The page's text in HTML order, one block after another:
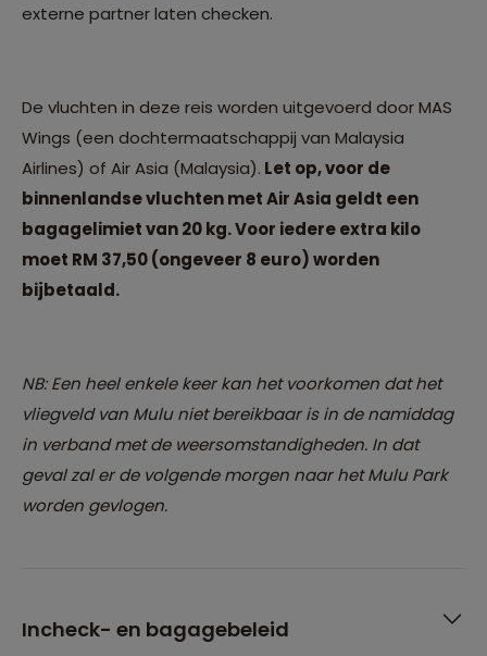
externe partner laten checken.
De vluchten in deze reis worden uitgevoerd door MAS
Wings (een dochtermaatschappij van Malaysia
Airlines) of Air Asia (Malaysia). Let op, voor de
binnenlandse vluchten met Air Asia geldt een
bagagelimiet van 20 kg. Voor iedere extra kilo
moet RM 37,50 (ongeveer 8 euro) worden
bijbetaald.
NB: Een heel enkele keer kan het voorkomen dat het
vliegveld van Mulu niet bereikbaar is in de namiddag
in verband met de weersomstandigheden. In dat
geval zal er de volgende morgen naar het Mulu Park
worden gevlogen.
Incheck- en bagagebeleid